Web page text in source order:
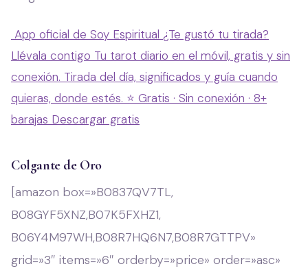
App oficial de Soy Espiritual ¿Te gustó tu tirada?
Llévala contigo Tu tarot diario en el móvil, gratis y sin
conexión. Tirada del día, significados y guía cuando
quieras, donde estés. ⭐ Gratis · Sin conexión · 8+
barajas Descargar gratis
Colgante de Oro
[amazon box=»B0837QV7TL,
B08GYF5XNZ,B07K5FXHZ1,
B06Y4M97WH,B08R7HQ6N7,B08R7GTTPV»
grid=»3″ items=»6″ orderby=»price» order=»asc»